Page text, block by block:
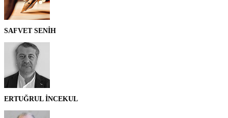
SAFVET SENİH
ERTUĞRUL İNCEKUL